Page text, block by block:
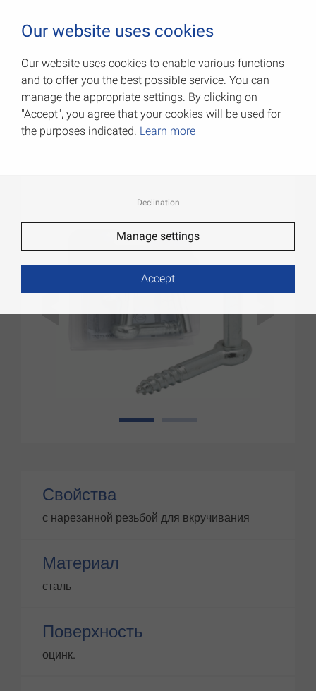
Крюки для навески
Артикул: 075072000
1
Свойства
с нарезанной резьбой для вкручивания
Материал
сталь
Поверхность
оцинк.
Our website uses cookies
Our website uses cookies to enable various functions
and to offer you the best possible service. You can
manage the appropriate settings. By clicking on
"Accept", you agree that your cookies will be used for
the purposes indicated. Learn more
Declination
Manage settings
Accept